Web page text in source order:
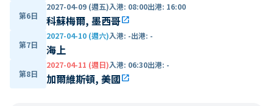
第6日
2027-04-09 (週五)入港: 08:00出港: 16:00
科蘇梅爾, 墨西哥open_in_new
第7日
2027-04-10 (週六)入港: -出港: -
海上
第8日
2027-04-11 (週日)入港: 06:30出港: -
加爾維斯頓, 美國open_in_new